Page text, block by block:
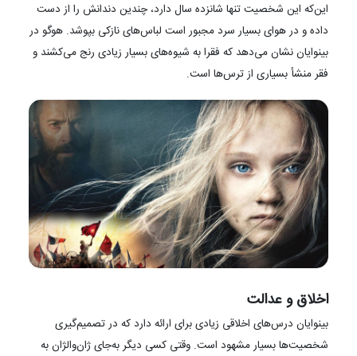
این‌که این شخصیت تنها شانزده سال دارد، چندین دندانش را از دست
داده و در هوای بسیار سرد مجبور است لباس‌های نازکی بپوشد. هوگو در
بینوایان نشان می‌دهد که فقرا به شیوه‌های بسیار زیادی رنج می‌کشند و
فقر منشأ بسیاری از ترس‌ها است.
اخلاق و عدالت
بینوایان درس‌های اخلاقی زیادی برای ارائه دارد که در تصمیم‌گیری
شخصیت‌ها بسیار مشهود است. وقتی کسی دیگر به‌جای ژان‌والژان به